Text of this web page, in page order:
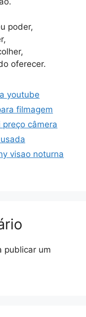
poder,
oferecer.
youtube
filmagem
câmera
visao noturna
publicar um